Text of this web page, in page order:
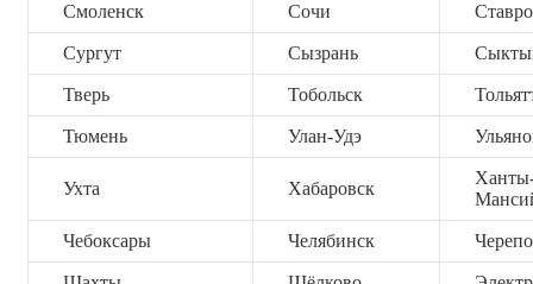
Смоленск Сочи
Сургут Сызрань
Тверь Тобольск
Тюмень Улан-Удэ
Ухта Хабаровск
Чебоксары Челябинск